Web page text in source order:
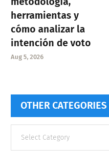
herramientas y
cómo analizar la
intención de voto
Aug 5, 2026
OTHER CATEGORIES
categories